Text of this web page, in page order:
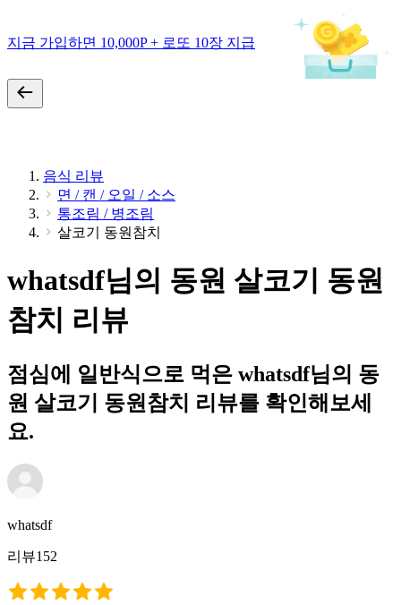
지금 가입하면 10,000P + 로또 10장 지급
음식 리뷰
면 / 캔 / 오일 / 소스
통조림 / 병조림
살코기 동원참치
whatsdf님의 동원 살코기 동원
참치 리뷰
점심에 일반식으로 먹은 whatsdf님의 동
원 살코기 동원참치 리뷰를 확인해보세
요.
whatsdf
리뷰152